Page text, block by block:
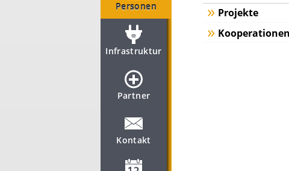
Personen
Infrastruktur
Partner
Kontakt
Projekte
Kooperationen